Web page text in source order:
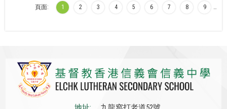
頁面: 1 2 3 4 5 6 7 8 9 …